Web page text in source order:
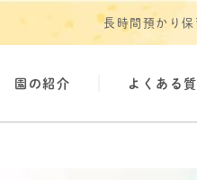
長時間預かり
園の紹介 よくある